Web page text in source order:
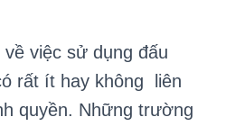
việc sử dụng đấu
rất ít hay không liên
quyền. Những trường